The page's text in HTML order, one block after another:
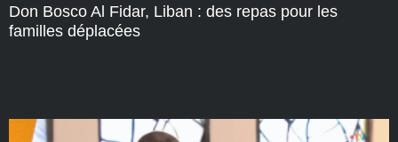
Don Bosco Al Fidar, Liban : des repas pour les
familles déplacées